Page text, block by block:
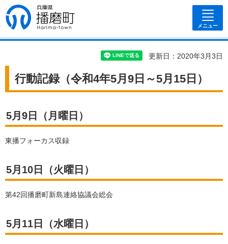
兵庫県 播磨
町
メニュー
更新日：2020年3月3日
行動記録（令和4年5月9日～5月15日）
5月9日（月曜日）
東播フォーカス収録
5月10日（火曜日）
第42回播磨町新島連絡協議会総会
5月11日（水曜日）